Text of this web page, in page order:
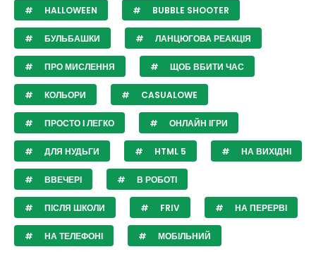
HALLOWEEN BUBBLE SHOOTER
БУЛЬБАШКИ ЛАНЦЮГОВА РЕАКЦІЯ
ПРО МИСЛЕННЯ ЩОБ ВБИТИ ЧАС
КОЛЬОРИ CASUALOWE
ПРОСТО І ЛЕГКО ОНЛАЙН ІГРИ
ДЛЯ НУДЬГИ HTML 5 НА ВИХІДНІ
ВВЕЧЕРІ В РОБОТІ
ПІСЛЯ ШКОЛИ FRIV НА ПЕРЕРВІ
НА ТЕЛЕФОНІ МОБІЛЬНИЙ